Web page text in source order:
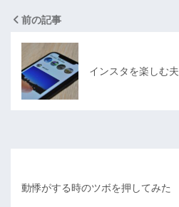
前の記事
インスタを楽しむ夫
動悸がする時のツボを押してみた